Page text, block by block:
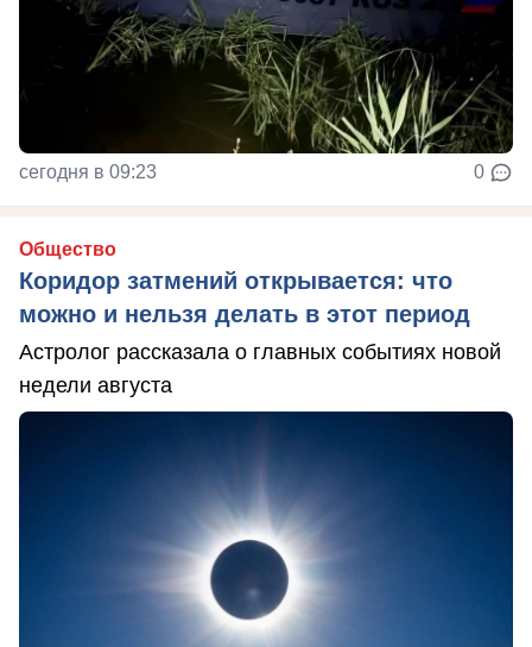
сегодня в 09:23 0
Общество
Коридор затмений открывается: что
можно и нельзя делать в этот период
Астролог рассказала о главных событиях новой
недели августа